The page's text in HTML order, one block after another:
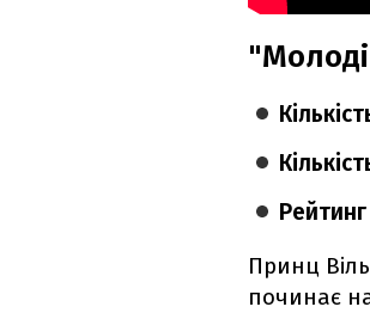
Принц
починає